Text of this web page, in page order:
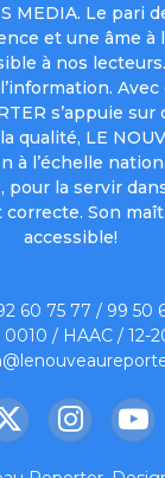
MEDIA. Le pari
et une âme à
à nos
s’appuie
qualité, LE
à l’échelle
pour la servir
Son
accessible!
60 75 77 / 99 50
0010 / HAAC / 12-
X
Instagram